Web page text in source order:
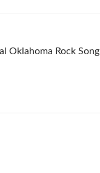
Oklahoma Rock Song